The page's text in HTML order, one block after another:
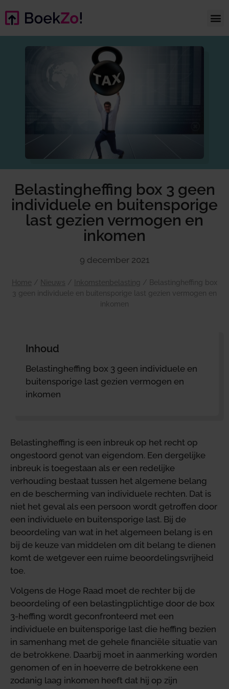
Belastingheffing box 3 geen
individuele en buitensporige
last gezien vermogen en
inkomen
9 december 2021
Home / Nieuws / Inkomstenbelasting / Belastingheffing box
3 geen individuele en buitensporige last gezien vermogen en
inkomen
Inhoud
Belastingheffing box 3 geen individuele en
buitensporige last gezien vermogen en
inkomen
Belastingheffing is een inbreuk op het recht op
ongestoord genot van eigendom. Een dergelijke
inbreuk is toegestaan als er een redelijke
verhouding bestaat tussen het algemene belang
en de bescherming van individuele rechten. Dat is
niet het geval als een persoon wordt getroffen door
een individuele en buitensporige last. Bij de
beoordeling van wat in het algemeen belang is en
bij de keuze van middelen om dit belang te dienen
komt de wetgever een ruime beoordelingsvrijheid
toe.
Volgens de Hoge Raad moet de rechter bij de
beoordeling of een belastingplichtige door de box
3-heffing wordt geconfronteerd met een
individuele en buitensporige last die heffing bezien
in samenhang met de gehele financiële situatie van
de betrokkene. Daarbij moet in aanmerking worden
genomen of en in hoeverre de betrokkene een
zodanig laag inkomen heeft dat hij op zijn